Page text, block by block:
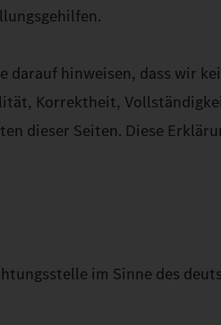
hinweisen, dass wir
Korrektheit,
dieser Seiten. Diese
im Sinne des